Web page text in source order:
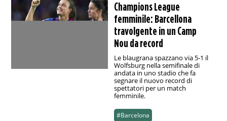
Champions League
femminile: Barcellona
travolgente in un Camp
Nou da record
Le blaugrana spazzano via 5-1 il
Wolfsburg nella semifinale di
andata in uno stadio che fa
segnare il nuovo record di
spettatori per un match
femminile.
#Barcelona